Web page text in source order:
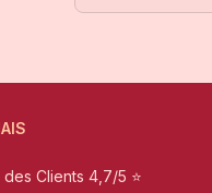
des Clients 4,7/5 ⭐